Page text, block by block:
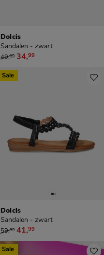
Dolcis
Sandalen - zwart
van € 49,99 voor € 34,99
49,99 34,99
Dolcis
Sandalen - zwart
van € 59,99 voor € 41,99
59,99 41,99
Sale
Sale